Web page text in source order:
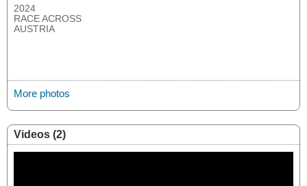
2024
RACE ACROSS
AUSTRIA
More photos
Videos (2)